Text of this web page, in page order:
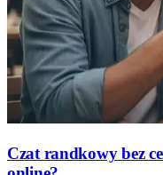
Czat randkowy bez